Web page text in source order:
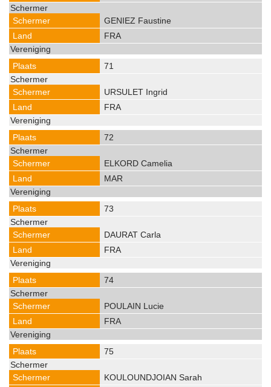
GENIEZ Faustine
FRA
71
URSULET Ingrid
FRA
72
ELKORD Camelia
MAR
73
DAURAT Carla
FRA
74
POULAIN Lucie
FRA
75
KOULOUNDJOIAN Sarah